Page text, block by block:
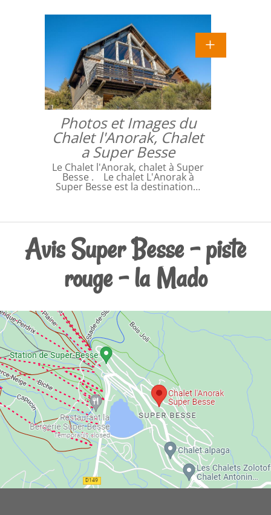
Photos et Images du
Chalet l'Anorak, Chalet
a Super Besse
Le Chalet l'Anorak, chalet à Super
Besse . Le chalet L'Anorak à
Super Besse est la destination…
Avis Super Besse - piste
rouge - la Mado